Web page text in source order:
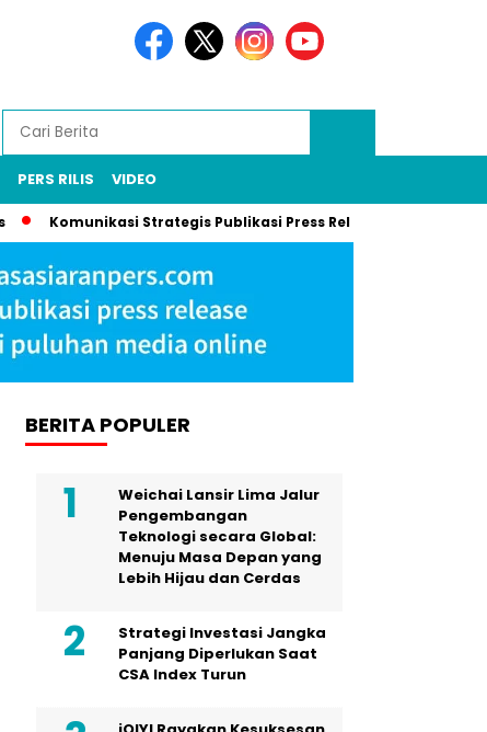
PERS RILIS VIDEO
Komunikasi Strategis Publikasi Press Release, Kunci UMKM
BERITA POPULER
Weichai Lansir Lima Jalur
Pengembangan
Teknologi secara Global:
Menuju Masa Depan yang
Lebih Hijau dan Cerdas
Strategi Investasi Jangka
Panjang Diperlukan Saat
CSA Index Turun